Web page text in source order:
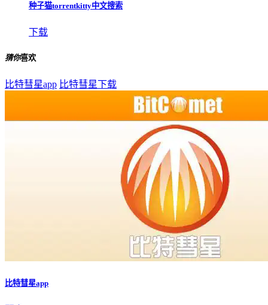
种子猫torrentkitty中文搜索
下载
猜你喜欢
比特彗星app 比特彗星下载
比特彗星app